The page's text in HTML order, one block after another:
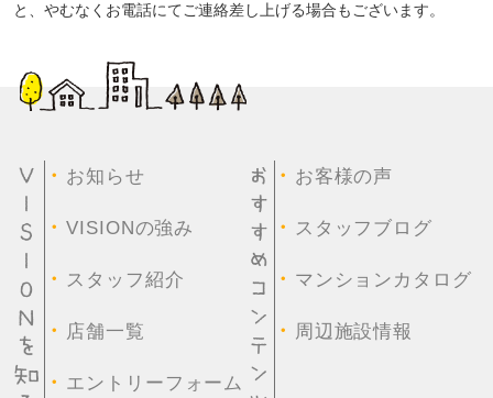
と、やむなくお電話にてご連絡差し上げる場合もございます。
・ お知らせ
・VISIONの強み
・ スタッフ紹介
・ 店舗一覧
・ エントリーフォーム
・ お客様の声
・ スタッフブログ
・ マンションカタログ
・ 周辺施設情報